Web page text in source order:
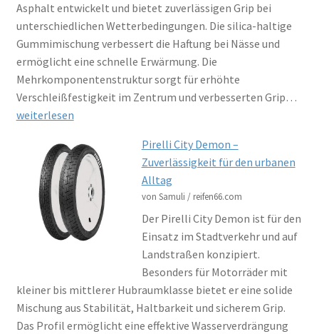
Asphalt entwickelt und bietet zuverlässigen Grip bei
unterschiedlichen Wetterbedingungen. Die silica-haltige
Gummimischung verbessert die Haftung bei Nässe und
ermöglicht eine schnelle Erwärmung. Die
Mehrkomponentenstruktur sorgt für erhöhte
Verschleißfestigkeit im Zentrum und verbesserten Grip…
weiterlesen
Pirelli City Demon –
Zuverlässigkeit für den urbanen
Alltag
von Samuli / reifen66.com
Der Pirelli City Demon ist für den
Einsatz im Stadtverkehr und auf
Landstraßen konzipiert.
Besonders für Motorräder mit
kleiner bis mittlerer Hubraumklasse bietet er eine solide
Mischung aus Stabilität, Haltbarkeit und sicherem Grip.
Das Profil ermöglicht eine effektive Wasserverdrängung